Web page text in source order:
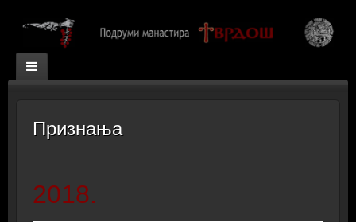
Признања
2018.